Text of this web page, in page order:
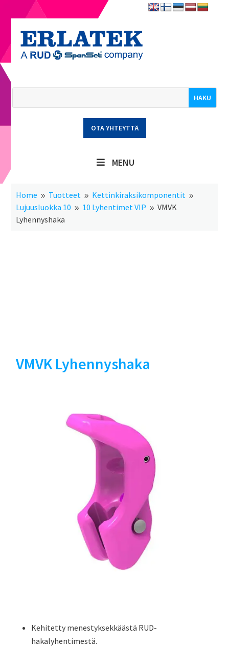
OTA YHTEYTTÄ
MENU
Home 9 Tuotteet 9 Kettinkiraksikomponentit 9
Lujuusluokka 10 9 10 Lyhentimet VIP 9 VMVK
Lyhennyshaka
VMVK Lyhennyshaka
Kehitetty menestyksekkäästä RUD-
hakalyhentimestä.